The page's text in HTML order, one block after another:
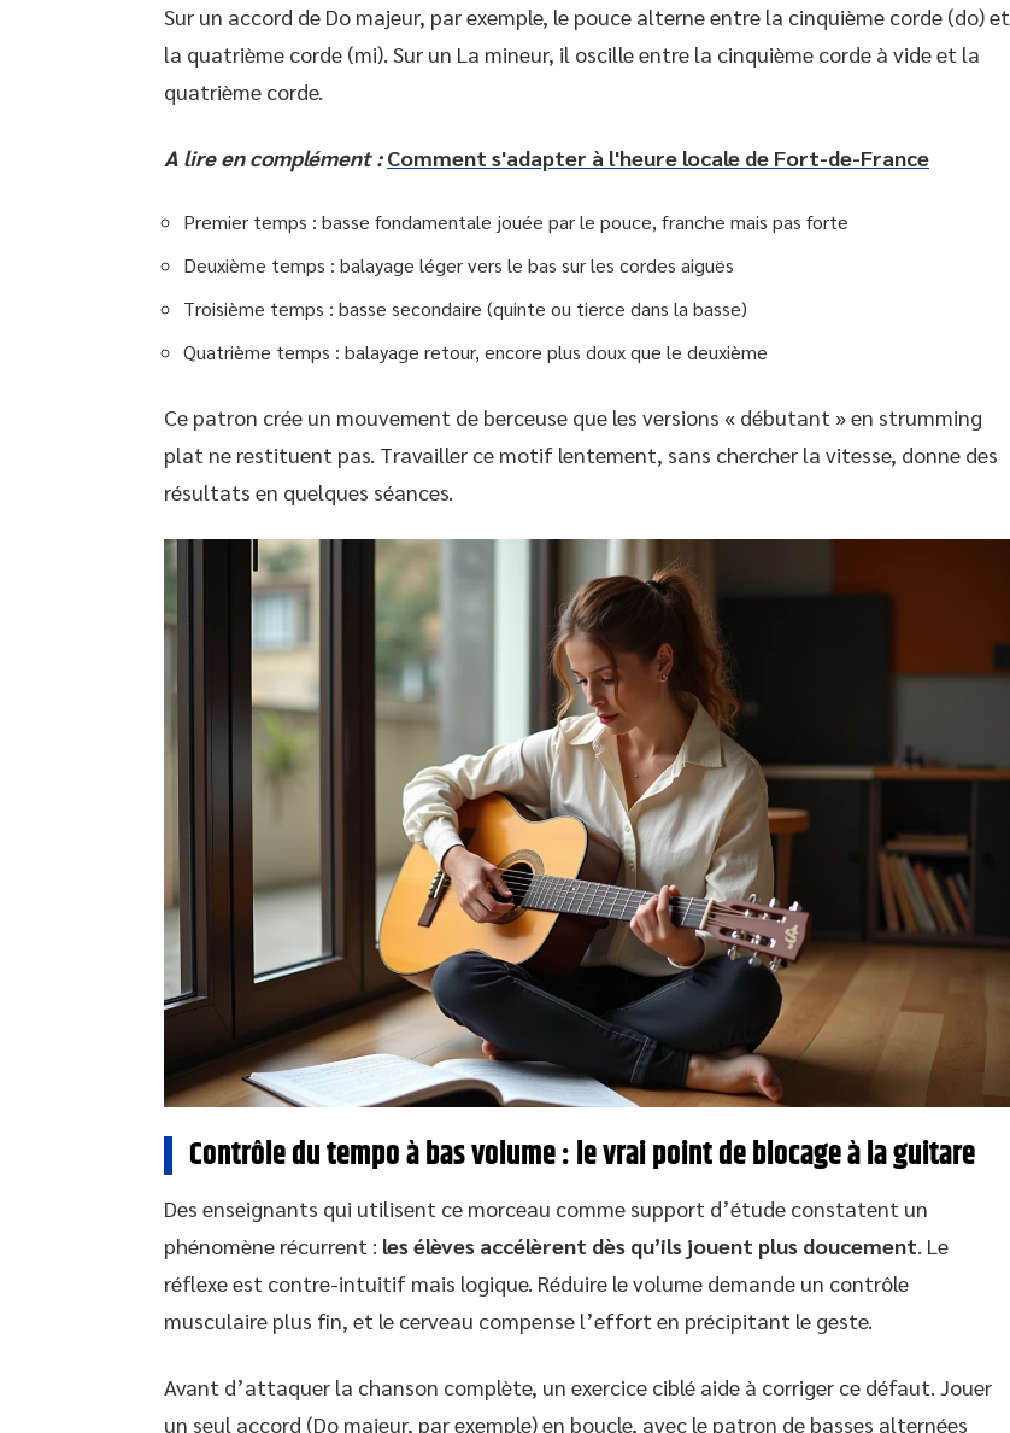
Sur un accord de Do majeur, par exemple, le pouce alterne entre la cinquième corde (do) et
la quatrième corde (mi). Sur un La mineur, il oscille entre la cinquième corde à vide et la
quatrième corde.
A lire en complément : Comment s'adapter à l'heure locale de Fort-de-France
Premier temps : basse fondamentale jouée par le pouce, franche mais pas forte
Deuxième temps : balayage léger vers le bas sur les cordes aiguës
Troisième temps : basse secondaire (quinte ou tierce dans la basse)
Quatrième temps : balayage retour, encore plus doux que le deuxième
Ce patron crée un mouvement de berceuse que les versions « débutant » en strumming
plat ne restituent pas. Travailler ce motif lentement, sans chercher la vitesse, donne des
résultats en quelques séances.
Contrôle du tempo à bas volume : le vrai point de blocage à la guitare
Des enseignants qui utilisent ce morceau comme support d’étude constatent un
phénomène récurrent : les élèves accélèrent dès qu’ils jouent plus doucement. Le
réflexe est contre-intuitif mais logique. Réduire le volume demande un contrôle
musculaire plus fin, et le cerveau compense l’effort en précipitant le geste.
Avant d’attaquer la chanson complète, un exercice ciblé aide à corriger ce défaut. Jouer
un seul accord (Do majeur, par exemple) en boucle, avec le patron de basses alternées